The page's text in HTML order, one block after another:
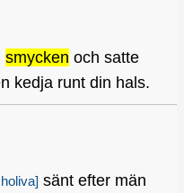
smycken och satte
kedja runt din hals.
sänt efter män